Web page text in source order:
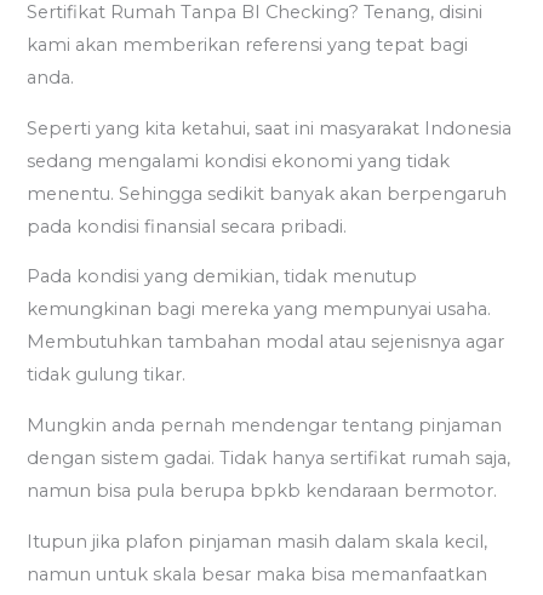
Sertifikat Rumah Tanpa BI Checking? Tenang, disini
kami akan memberikan referensi yang tepat bagi
anda.
Seperti yang kita ketahui, saat ini masyarakat Indonesia
sedang mengalami kondisi ekonomi yang tidak
menentu. Sehingga sedikit banyak akan berpengaruh
pada kondisi finansial secara pribadi.
Pada kondisi yang demikian, tidak menutup
kemungkinan bagi mereka yang mempunyai usaha.
Membutuhkan tambahan modal atau sejenisnya agar
tidak gulung tikar.
Mungkin anda pernah mendengar tentang pinjaman
dengan sistem gadai. Tidak hanya sertifikat rumah saja,
namun bisa pula berupa bpkb kendaraan bermotor.
Itupun jika plafon pinjaman masih dalam skala kecil,
namun untuk skala besar maka bisa memanfaatkan